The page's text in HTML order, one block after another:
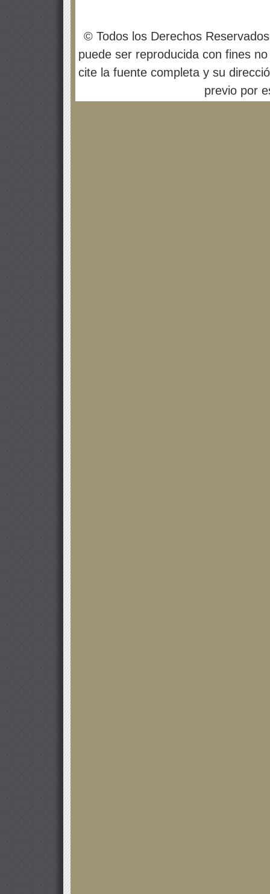
© Todos los Derechos
puede ser reproducida con fines
cite la fuente completa y su
previo por